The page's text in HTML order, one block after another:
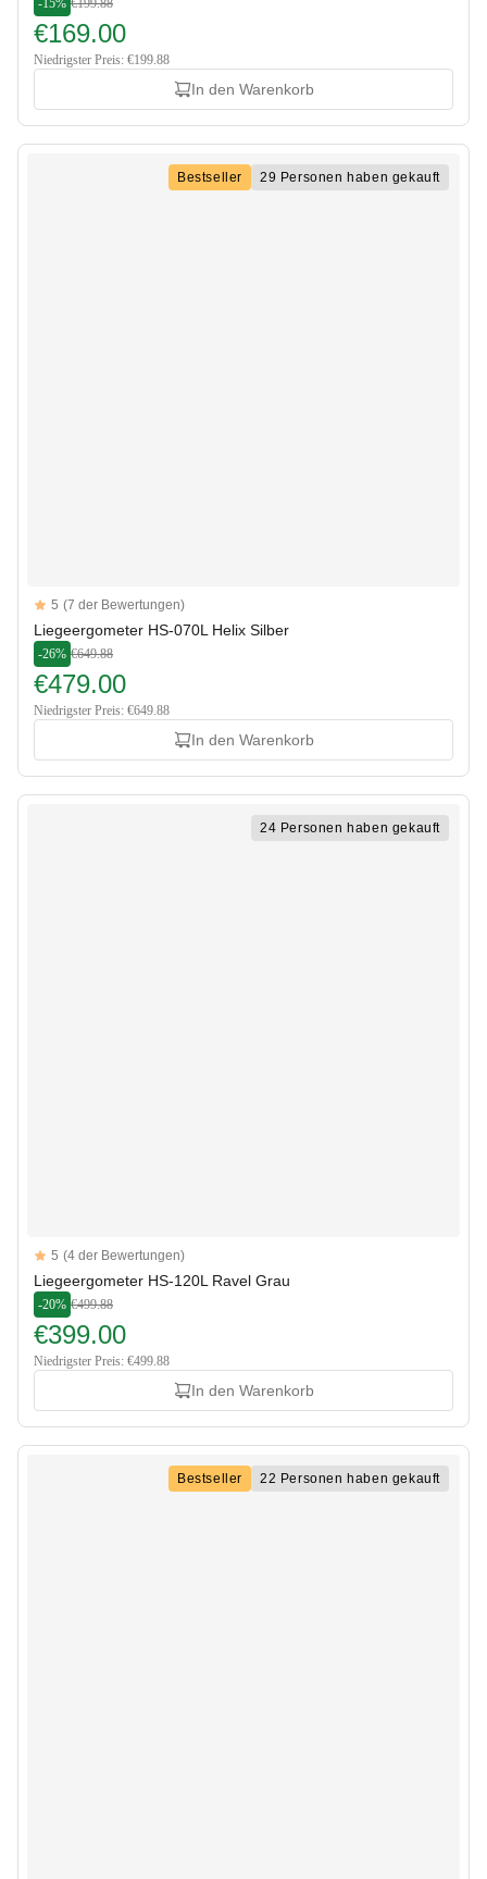
-15% €199.88
€169.00
Niedrigster Preis: €199.88
In den Warenkorb
Bestseller 29 Personen haben gekauft
Reviews
5 out of 5 stars
5 (7 der Bewertungen)
Liegeergometer HS-070L Helix Silber
-26% €649.88
€479.00
Niedrigster Preis: €649.88
In den Warenkorb
24 Personen haben gekauft
Reviews
5 out of 5 stars
5 (4 der Bewertungen)
Liegeergometer HS-120L Ravel Grau
-20% €499.88
€399.00
Niedrigster Preis: €499.88
In den Warenkorb
Bestseller 22 Personen haben gekauft